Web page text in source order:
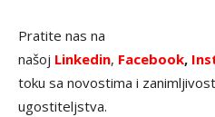
Pratite nas na
našoj Linkedin, Facebook,
toku sa novostima i
ugostiteljstva.